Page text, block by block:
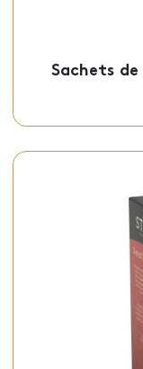
Sachets
Ce thé chaï
des